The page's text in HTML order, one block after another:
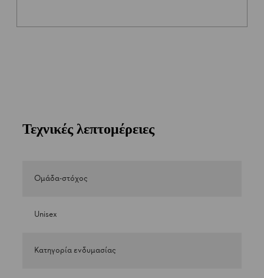
Τεχνικές λεπτομέρειες
Ομάδα-στόχος
Unisex
Κατηγορία ενδυμασίας